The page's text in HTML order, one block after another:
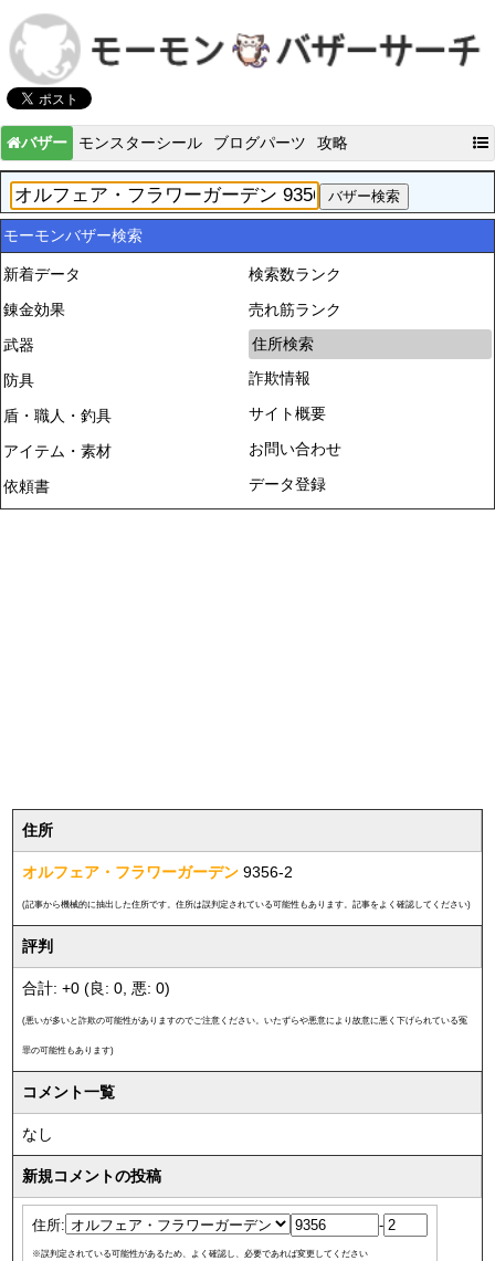
バザー モンスターシール ブログパーツ 攻略
モーモンバザー検索
新着データ
錬金効果
武器
防具
盾・職人・釣具
アイテム・素材
依頼書
検索数ランク
売れ筋ランク
住所検索
詐欺情報
サイト概要
お問い合わせ
データ登録
住所
オルフェア・フラワーガーデン 9356-2
(記事から機械的に抽出した住所です。住所は誤判定されている可能性もあります。記事をよく確認してください)
評判
合計: +0 (良: 0, 悪: 0)
(悪いが多いと詐欺の可能性がありますのでご注意ください。いたずらや悪意により故意に悪く下げられている冤
罪の可能性もあります)
コメント一覧
なし
新規コメントの投稿
住所: -
※誤判定されている可能性があるため、よく確認し、必要であれば変更してください